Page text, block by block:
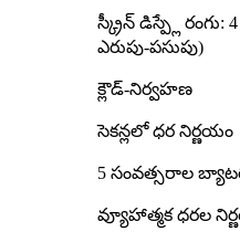
స్క్రీన్ డిస్ప్లే రంగు:
ఎరుపు-పసుపు)
క్లౌడ్-నిర్వహణ
సెకన్లలో ధర నిర్ణయం
5 సంవత్సరాల
వ్యూహాత్మక ధరల